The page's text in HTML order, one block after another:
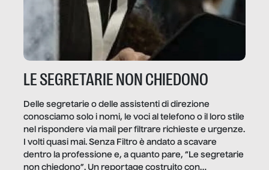
LE SEGRETARIE NON CHIEDONO
Delle segretarie o delle assistenti di direzione
conosciamo solo i nomi, le voci al telefono o il loro stile
nel rispondere via mail per filtrare richieste e urgenze.
I volti quasi mai. Senza Filtro è andato a scavare
dentro la professione e, a quanto pare, “Le segretarie
non chiedono”. Un reportage costruito con